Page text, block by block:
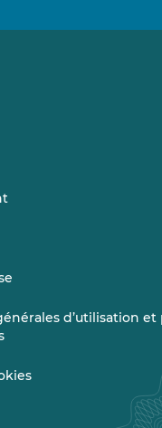
sur
d’utilisation